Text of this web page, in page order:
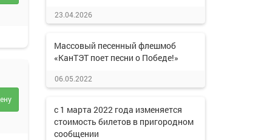
23.04.2026
Массовый песенный флешмоб
«КанТЭТ поет песни о Победе!»
06.05.2022
с 1 марта 2022 года изменяется
стоимость билетов в пригородном
сообщении